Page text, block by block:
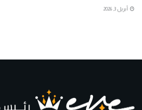
أبريل 3, 2026